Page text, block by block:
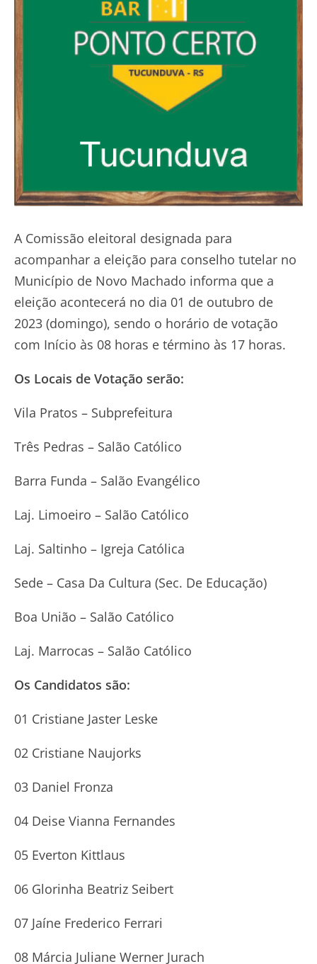
A Comissão eleitoral designada para
acompanhar a eleição para conselho tutelar no
Município de Novo Machado informa que a
eleição acontecerá no dia 01 de outubro de
2023 (domingo), sendo o horário de votação
com Início às 08 horas e término às 17 horas.
Os Locais de Votação serão:
Vila Pratos – Subprefeitura
Três Pedras – Salão Católico
Barra Funda – Salão Evangélico
Laj. Limoeiro – Salão Católico
Laj. Saltinho – Igreja Católica
Sede – Casa Da Cultura (Sec. De Educação)
Boa União – Salão Católico
Laj. Marrocas – Salão Católico
Os Candidatos são:
01 Cristiane Jaster Leske
02 Cristiane Naujorks
03 Daniel Fronza
04 Deise Vianna Fernandes
05 Everton Kittlaus
06 Glorinha Beatriz Seibert
07 Jaíne Frederico Ferrari
08 Márcia Juliane Werner Jurach